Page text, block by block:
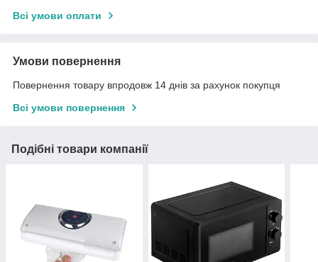
Всі умови оплати
Умови повернення
Повернення товару впродовж 14 днів за рахунок покупця
Всі умови повернення
Подібні товари компанії